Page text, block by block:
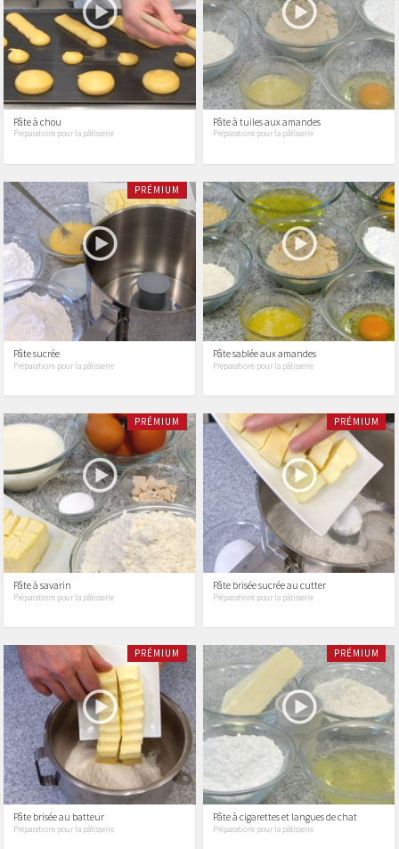
Pâte à chou
Préparations pour la pâtisserie
Pâte à tuiles aux amandes
Préparations pour la pâtisserie
PRÉMIUM
Pâte sucrée
Préparations pour la pâtisserie
Pâte sablée aux amandes
Préparations pour la pâtisserie
PRÉMIUM
Pâte à savarin
Préparations pour la pâtisserie
PRÉMIUM
Pâte brisée sucrée au cutter
Préparations pour la pâtisserie
PRÉMIUM
Pâte brisée au batteur
Préparations pour la pâtisserie
PRÉMIUM
Pâte à cigarettes et langues de chat
Préparations pour la pâtisserie